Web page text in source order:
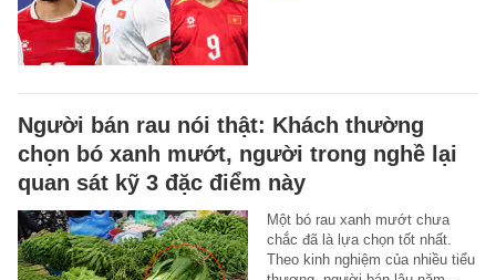
Người bán rau nói thật: Khách thường
chọn bó xanh mướt, người trong nghề lại
quan sát kỹ 3 đặc điểm này
Một bó rau xanh mướt chưa
chắc đã là lựa chọn tốt nhất.
Theo kinh nghiệm của nhiều tiểu